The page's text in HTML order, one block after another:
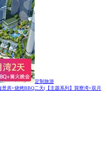
定制旅游
景房+烧烤BBQ二天(【主题系列】巽寮湾+双月